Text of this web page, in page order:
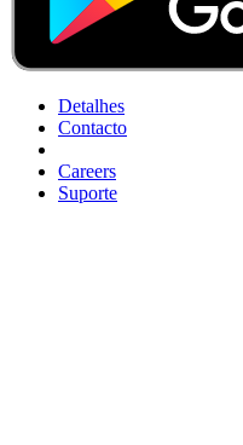
Detalhes
Contacto
Careers
Suporte